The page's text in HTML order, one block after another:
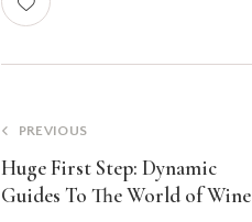
PREVIOUS
Huge First Step: Dynamic
Guides To The World of Wine